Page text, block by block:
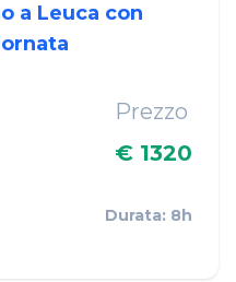
a Leuca con
Prezzo
€ 1320
Durata: 8h